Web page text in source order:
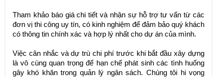
Tham khảo báo giá chi tiết và nhận sự hỗ trợ tư vấn từ các
đơn vị thi công uy tín, có kinh nghiệm để đảm bảo quý khách
có thông tin chính xác và hợp lý nhất cho dự án của mình.
Việc cân nhắc và dự trù chi phí trước khi bắt đầu xây dựng
là vô cùng quan trọng để hạn chế phát sinh các tình huống
gây khó khăn trong quản lý ngân sách. Chúng tôi hi vọng